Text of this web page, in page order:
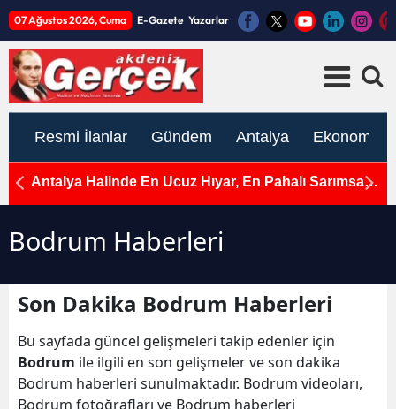
07 Ağustos 2026, Cuma E-Gazete Yazarlar
Resmi İlanlar Gündem Antalya Ekonomi
Antalya Halinde En Ucuz Hıyar, En Pahalı Sarımsak
Bodrum Haberleri
Son Dakika Bodrum Haberleri
Bu sayfada güncel gelişmeleri takip edenler için
Bodrum ile ilgili en son gelişmeler ve son dakika
Bodrum haberleri sunulmaktadır. Bodrum videoları,
Bodrum fotoğrafları ve Bodrum haberleri